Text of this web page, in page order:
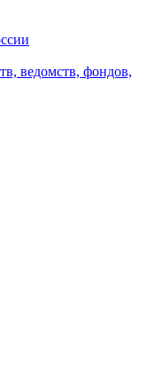
ведомств, фондов,